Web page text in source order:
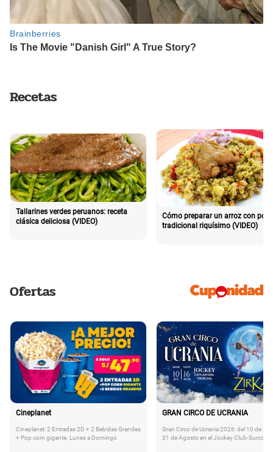
Recetas
Tallarines verdes peruanos: receta
clásica deliciosa (VIDEO)
Cómo preparar un arroz con pollo
tradicional riquísimo (VIDEO)
Ofertas
Cineplanet
Cineplanet: 2 Entradas 2D + 2 Bebidas Grandes
+ Pop corn gigante. Lunes a Domingo
GRAN CIRCO DE UCRANIA
Gran Circo de Ucrania 2026: del 10 de
31 de Agosto en el Jockey Club-Surco